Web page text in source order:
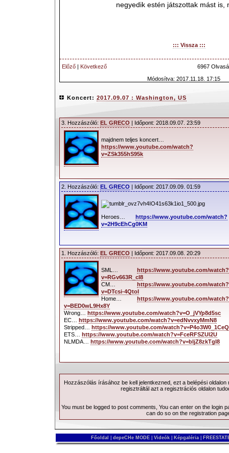
negyedik estén játszottak mást is,
::: Vissza :::
Előző | Következő
6967
Módosítva: 2017.11.18. 17:15
Koncert: 2017.09.07 : Washington, US
3. Hozzászóló: EL GRECO | Időpont: 2018.09.07. 23:59
majdnem teljes koncert…
https://www.youtube.com/watch?
v=ZSk355hS95k
2. Hozzászóló: EL GRECO | Időpont: 2017.09.09. 01:59
Heroes…
https://www.youtube.com/watch?
v=2H9cEhCg0KM
1. Hozzászóló: EL GRECO | Időpont: 2017.09.08. 20:29
SML… https://www.youtube.com/watch?
v=RGv663R_cI8
CM… https://www.youtube.com/watch?
v=DTcsi-4QtoI
Home… https://www.youtube.com/watch?
v=BED0wL9Hx8Y
Wrong… https://www.youtube.com/watch?v=O_jVYp8d5sc
EC… https://www.youtube.com/watch?v=edNvvxyMmN8
Stripped… https://www.youtube.com/watch?v=P4o3W0_1CeQ
ETS… https://www.youtube.com/watch?v=FceRFSZUl2U
NLMDA… https://www.youtube.com/watch?v=bljZ8zkTgI8
Hozzászólás írásához be kell jelentkezned, ezt a belépésioldalon
regisztráltál azt a regisztrációs oldalon
You must be logged to post comments, You can enter on the login
can do so on the registration
Főoldal depeCHe MODE Videók Képgaléria